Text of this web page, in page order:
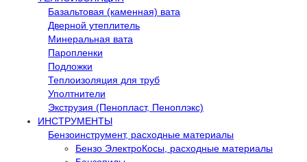
Базальтовая (каменная) вата
Дверной утеплитель
Минеральная вата
Паропленки
Подложки
Теплоизоляция для труб
Уполтнители
Экструзия (Пенопласт, Пеноплэкс)
ИНСТРУМЕНТЫ
Бензоинструмент, расходные материалы
Бензо ЭлектроКосы, расходные материалы